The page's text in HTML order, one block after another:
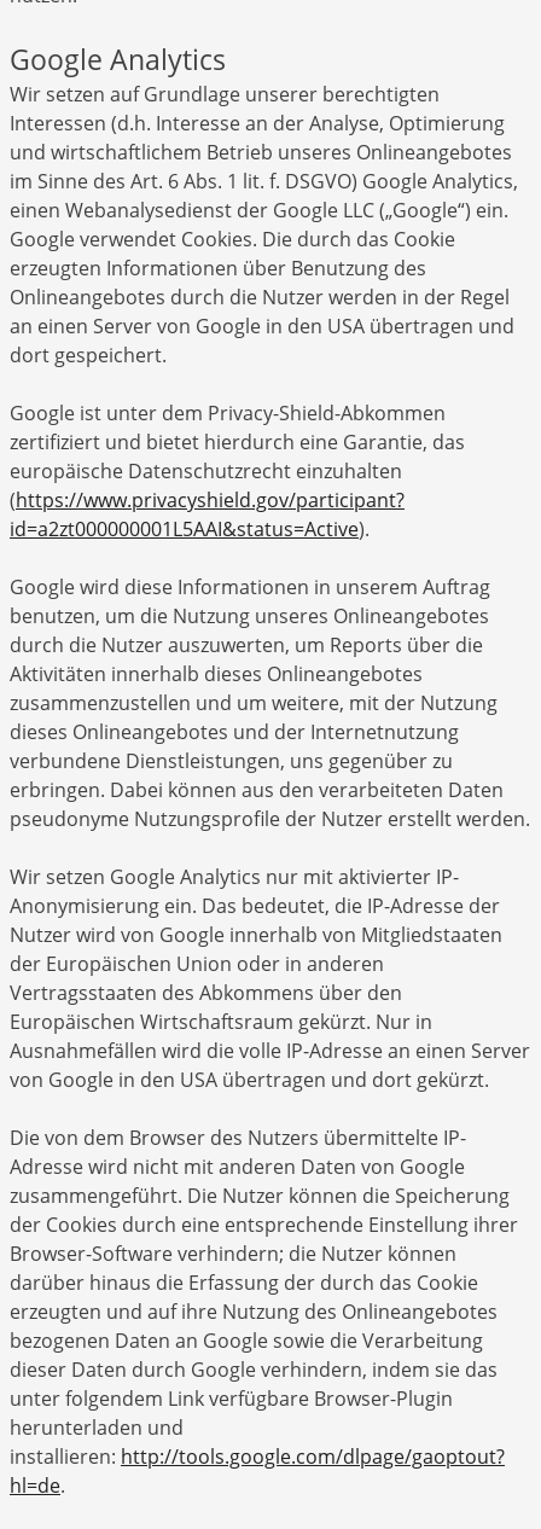
Google Analytics
Wir setzen auf Grundlage unserer berechtigten
Interessen (d.h. Interesse an der Analyse, Optimierung
und wirtschaftlichem Betrieb unseres Onlineangebotes
im Sinne des Art. 6 Abs. 1 lit. f. DSGVO) Google Analytics,
einen Webanalysedienst der Google LLC („Google“) ein.
Google verwendet Cookies. Die durch das Cookie
erzeugten Informationen über Benutzung des
Onlineangebotes durch die Nutzer werden in der Regel
an einen Server von Google in den USA übertragen und
dort gespeichert.
Google ist unter dem Privacy-Shield-Abkommen
zertifiziert und bietet hierdurch eine Garantie, das
europäische Datenschutzrecht einzuhalten
(https://www.privacyshield.gov/participant?
id=a2zt000000001L5AAI&status=Active).
Google wird diese Informationen in unserem Auftrag
benutzen, um die Nutzung unseres Onlineangebotes
durch die Nutzer auszuwerten, um Reports über die
Aktivitäten innerhalb dieses Onlineangebotes
zusammenzustellen und um weitere, mit der Nutzung
dieses Onlineangebotes und der Internetnutzung
verbundene Dienstleistungen, uns gegenüber zu
erbringen. Dabei können aus den verarbeiteten Daten
pseudonyme Nutzungsprofile der Nutzer erstellt werden.
Wir setzen Google Analytics nur mit aktivierter IP-
Anonymisierung ein. Das bedeutet, die IP-Adresse der
Nutzer wird von Google innerhalb von Mitgliedstaaten
der Europäischen Union oder in anderen
Vertragsstaaten des Abkommens über den
Europäischen Wirtschaftsraum gekürzt. Nur in
Ausnahmefällen wird die volle IP-Adresse an einen Server
von Google in den USA übertragen und dort gekürzt.
Die von dem Browser des Nutzers übermittelte IP-
Adresse wird nicht mit anderen Daten von Google
zusammengeführt. Die Nutzer können die Speicherung
der Cookies durch eine entsprechende Einstellung ihrer
Browser-Software verhindern; die Nutzer können
darüber hinaus die Erfassung der durch das Cookie
erzeugten und auf ihre Nutzung des Onlineangebotes
bezogenen Daten an Google sowie die Verarbeitung
dieser Daten durch Google verhindern, indem sie das
unter folgendem Link verfügbare Browser-Plugin
herunterladen und
installieren: http://tools.google.com/dlpage/gaoptout?
hl=de.